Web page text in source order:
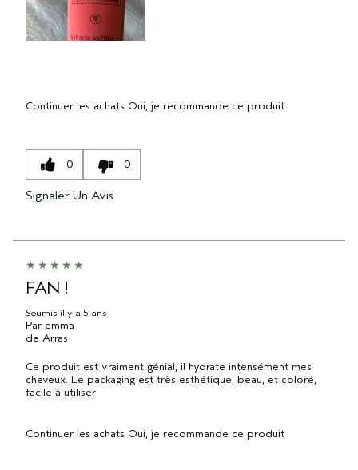
Continuer les achats Oui, je recommande ce produit
0 0
Signaler Un Avis
FAN !
Soumis il y a 5 ans
Par emma
de Arras
Ce produit est vraiment génial, il hydrate intensément mes
cheveux. Le packaging est très esthétique, beau, et coloré,
facile à utiliser
Continuer les achats Oui, je recommande ce produit